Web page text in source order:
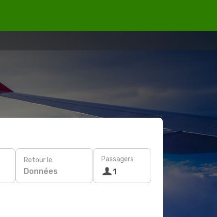
Retour le
Données
Passagers
1